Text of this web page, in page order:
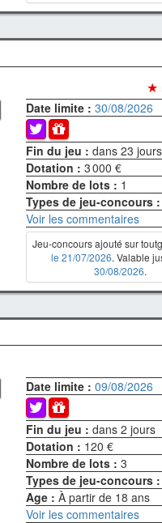
★
Date limite :30/08/2026
Fin du jeu :dans 23 jours
Dotation :3 000 €
Nombre de lots : 1
Types de jeu-concours
Voir les commentaires
Jeu-concours ajouté sur
le 21/07/2026. Valable
30/08/2026.
Date limite :09/08/2026
Fin du jeu :dans 2 jours
Dotation : 120 €
Nombre de lots :3
Types de jeu-concours
Age :À partir de 18 ans
Voir les commentaires